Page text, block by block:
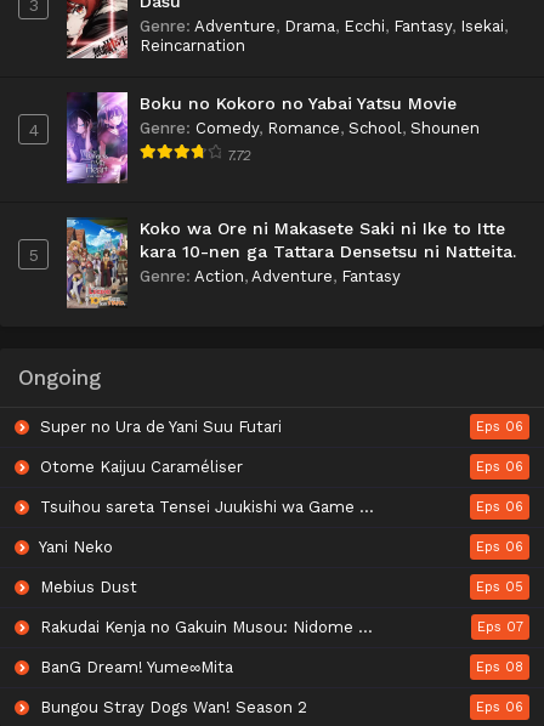
3
Genre: Adventure, Drama, Ecchi, Fantasy, Isekai,
Reincarnation
4
Boku no Kokoro no Yabai Yatsu Movie
Genre: Comedy, Romance, School, Shounen
7.72
5
Koko wa Ore ni Makasete Saki ni Ike to Itte
kara 10-nen ga Tattara Densetsu ni Natteita.
Genre: Action, Adventure, Fantasy
Ongoing
Super no Ura de Yani Suu Futari Eps 06
Otome Kaijuu Caraméliser Eps 06
Tsuihou sareta Tensei Juukishi wa Game Chishiki de Musou suru Eps 06
Yani Neko Eps 06
Mebius Dust Eps 05
Rakudai Kenja no Gakuin Musou: Nidome no Tensei, S-Rank Cheat Majutsushi Boukenroku Eps 07
BanG Dream! Yume∞Mita Eps 08
Bungou Stray Dogs Wan! Season 2 Eps 06